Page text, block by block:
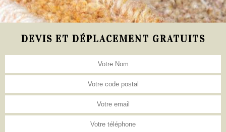
DEVIS ET DÉPLACEMENT GRATUITS